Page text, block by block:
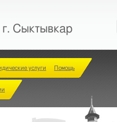
г. Сыктывкар
услуги Помощь